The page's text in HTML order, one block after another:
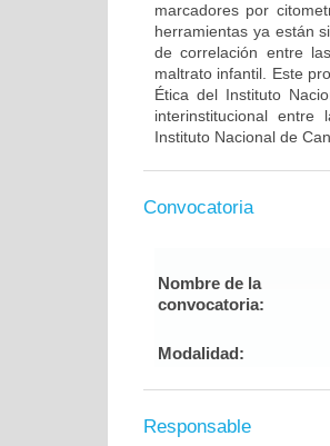
marcadores por
herramientas ya están
de correlación entre
maltrato infantil. Este
Ética del Instituto
interinstitucional entre
Instituto Nacional de
Convocatoria
Nombre de la
convocatoria:
Modalidad:
Responsable